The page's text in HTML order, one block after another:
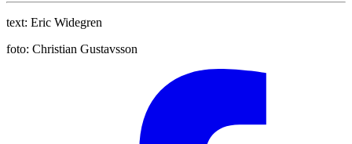
text: Eric Widegren
foto: Christian Gustavsson